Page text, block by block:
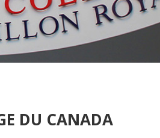
DU CANADA